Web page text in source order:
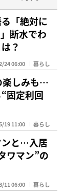
「絶対に
断水でわ
？
24 06:00 暮らし
楽しみも…
固定利回
19 11:00 暮らし
ンと…入居
ワマン”の
11 06:00 暮らし